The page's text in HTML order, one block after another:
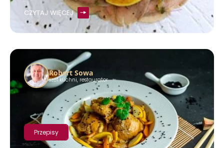
CZYTAJ WIĘCEJ
Robert Sowa
szef kuchni, restaurator
Przepisy